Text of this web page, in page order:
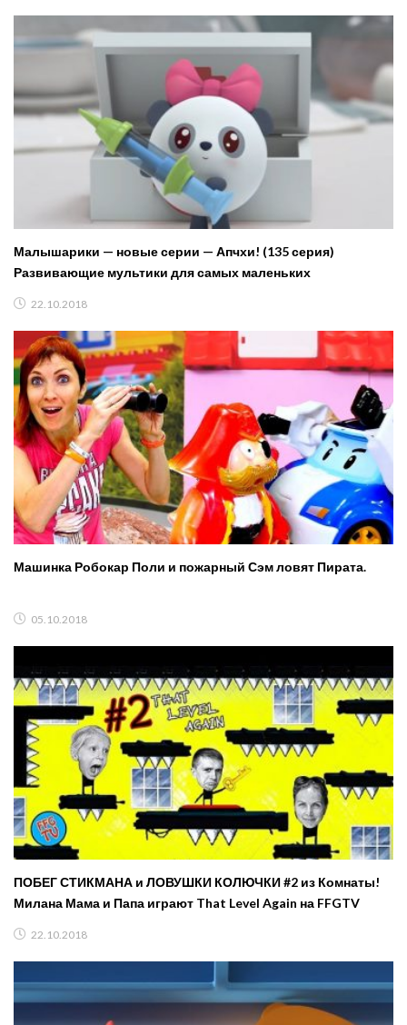
Малышарики — новые серии — Апчхи! (135 серия)
Развивающие мультики для самых маленьких
22.10.2018
Машинка Робокар Поли и пожарный Сэм ловят Пирата.
05.10.2018
ПОБЕГ СТИКМАНА и ЛОВУШКИ КОЛЮЧКИ #2 из Комнаты!
Милана Мама и Папа играют That Level Again на FFGTV
22.10.2018